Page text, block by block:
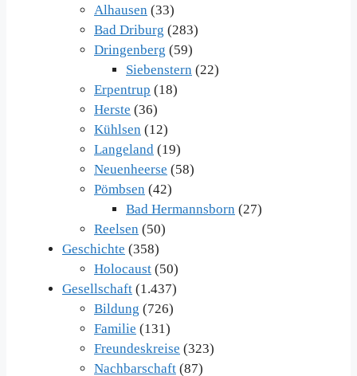
Alhausen (33)
Bad Driburg (283)
Dringenberg (59)
Siebenstern (22)
Erpentrup (18)
Herste (36)
Kühlsen (12)
Langeland (19)
Neuenheerse (58)
Pömbsen (42)
Bad Hermannsborn (27)
Reelsen (50)
Geschichte (358)
Holocaust (50)
Gesellschaft (1.437)
Bildung (726)
Familie (131)
Freundeskreise (323)
Nachbarschaft (87)